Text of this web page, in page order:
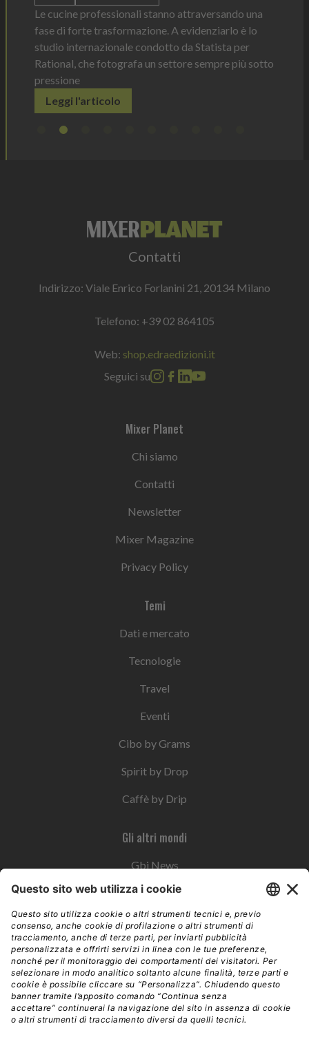
Le cucine professionali stanno attraversando una
fase di forte trasformazione. A evidenziarlo è lo
studio internazionale condotto da Statista per
Rational, che fotografa un settore sempre più sotto
pressione
Leggi l'articolo
Contatti
Indirizzo: Viale Enrico Forlanini 21, 20134 Milano
Telefono: +39 02 864105
Web: shop.edraedizioni.it
Seguici su
Mixer Planet
Chi siamo
Contatti
Newsletter
Mixer Magazine
Privacy Policy
Temi
Dati e mercato
Tecnologie
Travel
Eventi
Cibo by Grams
Spirit by Drop
Caffè by Drip
Gli altri mondi
Gbi News
Instoremag
Esplora il gruppo
Edra Edizioni
Edizioni LSWR
LSWR Group